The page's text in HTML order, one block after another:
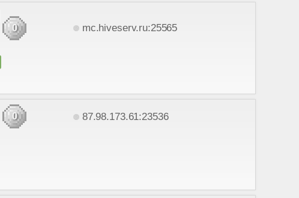
0 mc.hiveserv.ru:25565
0 87.98.173.61:23536